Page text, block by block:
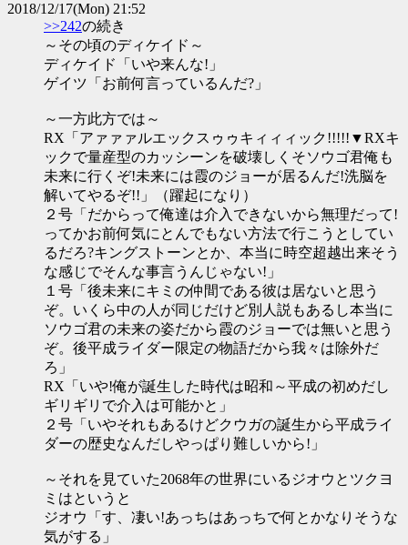
2018/12/17(Mon) 21:52
>>242の続き
～その頃のディケイド～
ディケイド「いや来んな!」
ゲイツ「お前何言っているんだ?」
～一方此方では～
RX「アァァァルエックスゥゥキィィィック!!!!!▼RXキ
ックで量産型のカッシーンを破壊しくそソウゴ君俺も
未来に行くぞ!未来には霞のジョーが居るんだ!洗脳を
解いてやるぞ!!」（躍起になり）
２号「だからって俺達は介入できないから無理だって!
ってかお前何気にとんでもない方法で行こうとしてい
るだろ?キングストーンとか、本当に時空超越出来そう
な感じでそんな事言うんじゃない!」
１号「後未来にキミの仲間である彼は居ないと思う
ぞ。いくら中の人が同じだけど別人説もあるし本当に
ソウゴ君の未来の姿だから霞のジョーでは無いと思う
ぞ。後平成ライダー限定の物語だから我々は除外だ
ろ」
RX「いや!俺が誕生した時代は昭和～平成の初めだし
ギリギリで介入は可能かと」
２号「いやそれもあるけどクウガの誕生から平成ライ
ダーの歴史なんだしやっぱり難しいから!」
～それを見ていた2068年の世界にいるジオウとツクヨ
ミはというと
ジオウ「す、凄い!あっちはあっちで何とかなりそうな
気がする」